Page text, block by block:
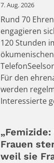
7. Aug. 2026
Rund 70
engagieren
120 Stunden
ökumenischen
Für den
werden
Interessierte
„Femizide:
Frauen
weil sie